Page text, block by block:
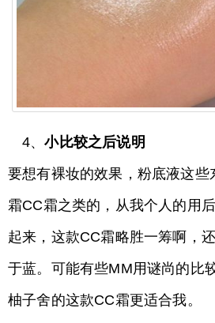
4、小比较之后说明
要想有裸妆的效果，粉底液这些
霜CC霜之类的，从我个人的用
起来，这款CC霜略胜一筹啊，
于蓝。可能有些MM用谜尚的比
柚子舍的这款CC霜更适合我。